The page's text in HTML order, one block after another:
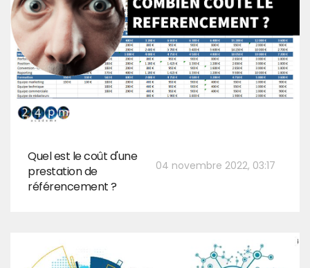
04 novembre 2022, 03:17
Quel est le coût d'une
prestation de
référencement ?